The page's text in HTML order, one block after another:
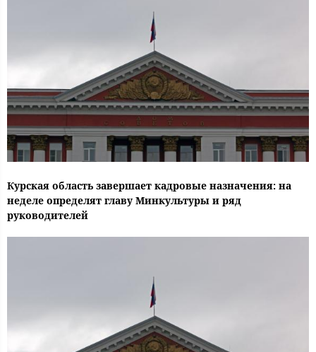
Курская область завершает кадровые назначения: на
неделе определят главу Минкультуры и ряд
руководителей